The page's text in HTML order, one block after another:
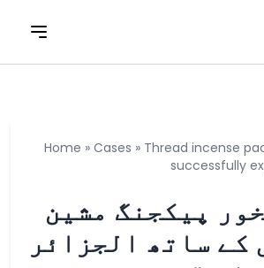
Home » Cases » Thread incense
successfully
پیکجنگ مشین
کے ساتھ الجزائر